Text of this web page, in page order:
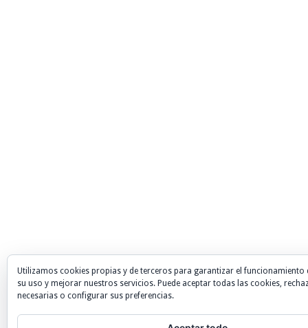
Utilizamos cookies propias y de terceros para garantizar el funcionamiento
su uso y mejorar nuestros servicios. Puede aceptar todas las cookies,
necesarias o configurar sus preferencias.